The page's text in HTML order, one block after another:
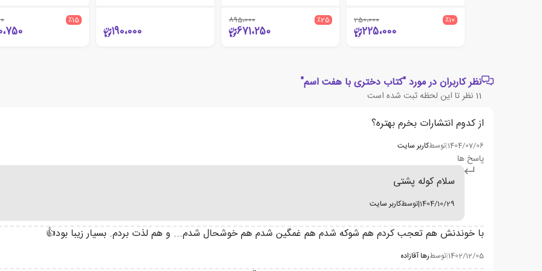
٪10 250،000
225،000
٪25 895،000
671،250 190،000
٪15
نظر کاربران در مورد "کتاب دختری با هفت اسم"
11 نظر تا این لحظه ثبت شده است
از کدوم انتشارات بخرم بهتره؟
1404/07/06
|توسطکاربر سایت
پاسخ ها
سلام کوله پشتی
1404/10/29
|توسطکاربر سایت
با خوندنش هم تعجب کردم هم شوکه شدم هم غمگین شدم هم خوشحال شدم... و هم لذت بردم. بسیار زیبا بود👍
1402/12/05
|توسطرها آقازاده